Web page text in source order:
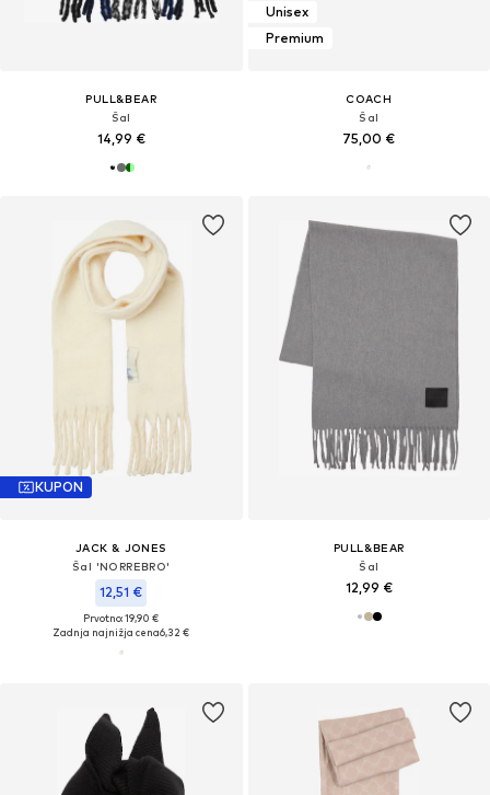
PULL&BEAR
Šal
14,99 €
Unisex
Premium
COACH
Šal
75,00 €
KUPON
JACK & JONES
Šal 'NORREBRO'
12,51 €
Prvotno: 19,90 €
Zadnja najnižja cena6,32 €
PULL&BEAR
Šal
12,99 €